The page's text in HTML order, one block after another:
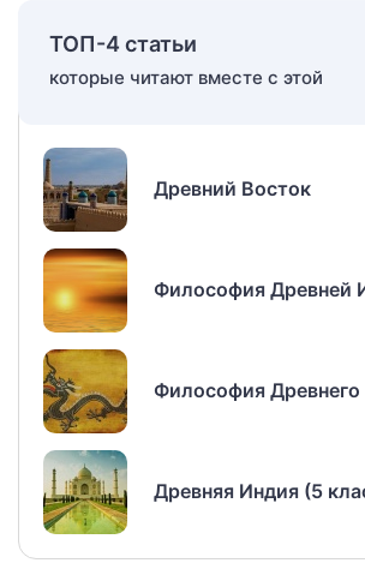
ТОП-4 статьи
которые читают вместе с этой
Древний Восток
Философия Древней
Философия Древнего
Древняя Индия (5